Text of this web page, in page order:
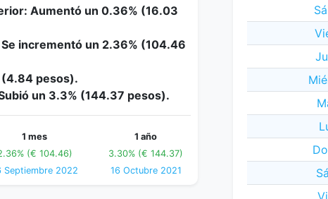
Aumentó un 0.36% (16.03
incrementó un 2.36% (104.46
(4.84 pesos).
un 3.3% (144.37 pesos).
1 mes
(€ 104.46)
Septiembre 2022
1 año
3.30% (€ 144.37)
16 Octubre 2021